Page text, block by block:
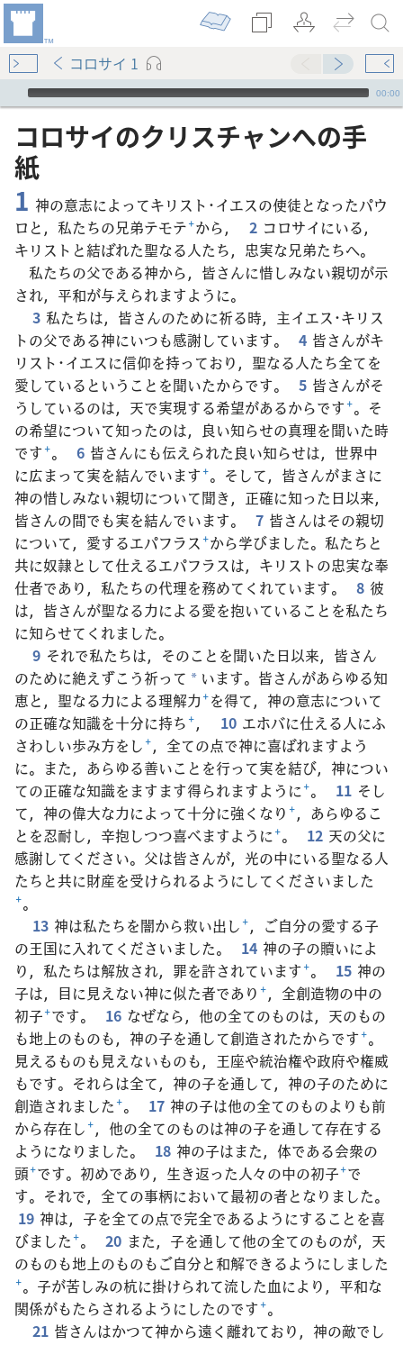
コロサイ 1
Audio Player
00:00
コロサイ​の​クリスチャン​へ​の​手
紙
1 神の意志によってキリスト･イエスの使徒となったパウ
ロと，私たちの兄弟テモテ+から， 2 コロサイにいる，
キリストと結ばれた聖なる人たち，忠実な兄弟たちへ。
私たちの父である神から，皆さんに惜しみない親切が示
され，平和が与えられますように。
3 私たちは，皆さんのために祈る時，主イエス･キリス
トの父である神にいつも感謝しています。
4 皆さんがキ
リスト･イエスに信仰を持っており，聖なる人たち全てを
愛しているということを聞いたからです。
5 皆さんがそ
うしているのは，天で実現する希望があるからです+。そ
の希望について知ったのは，良い知らせの真理を聞いた時
です+。 6 皆さんにも伝えられた良い知らせは，世界中
に広まって実を結んでいます+。そして，皆さんがまさに
神の惜しみない親切について聞き，正確に知った日以来，
皆さんの間でも実を結んでいます。
7 皆さんはその親切
について，愛するエパフラス+から学びました。私たちと
共に奴隷として仕えるエパフラスは，キリストの忠実な奉
仕者であり，私たちの代理を務めてくれています。
8 彼
は，皆さんが聖なる力による愛を抱いていることを私たち
に知らせてくれました。
9 それで私たちは，そのことを聞いた日以来，皆さん
のために絶えずこう祈って * います。皆さんがあらゆる知
恵と，聖なる力による理解力+を得て，神の意志について
の正確な知識を十分に持ち+， 10 エホバに仕える人にふ
さわしい歩み方をし+，全ての点で神に喜ばれますよう
に。また，あらゆる善いことを行って実を結び，神につい
ての正確な知識をますます得られますように+。 11 そし
て，神の偉大な力によって十分に強くなり +，あらゆるこ
とを忍耐し，辛抱しつつ喜べますように+。 12 天の父に
感謝してください。父は皆さんが，光の中にいる聖なる人
たちと共に財産を受けられるようにしてくださいました
+。
13 神は私たちを闇から救い出し+，ご自分の愛する子
の王国に入れてくださいました。
14 神の子の贖いによ
り，私たちは解放され，罪を許されています+。 15 神の
子は，目に見えない神に似た者であり +，全創造物の中の
初子+です。 16 なぜなら，他の全てのものは，天のもの
も地上のものも，神の子を通して創造されたからです+。
見えるものも見えないものも，王座や統治権や政府や権威
もです。それらは全て，神の子を通して，神の子のために
創造されました+。 17 神の子は他の全てのものよりも前
から存在し+，他の全てのものは神の子を通して存在する
ようになりました。
18 神の子はまた，体である会衆の
頭+です。初めであり，生き返った人々の中の初子+で
す。それで，全ての事柄において最初の者となりました。
19 神は，子を全ての点で完全であるようにすることを喜
びました+。 20 また，子を通して他の全てのものが，天
のものも地上のものもご自分と和解できるようにしました
+。子が苦しみの杭に掛けられて流した血により，平和な
関係がもたらされるようにしたのです+。
21 皆さんはかつて神から遠く離れており，神の敵でし